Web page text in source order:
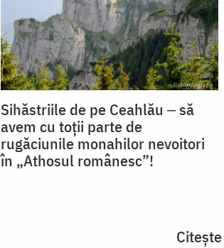
Sihăstriile de pe Ceahlău ‒ să
avem cu toții parte de
rugăciunile monahilor nevoitori
în „Athosul românesc”!